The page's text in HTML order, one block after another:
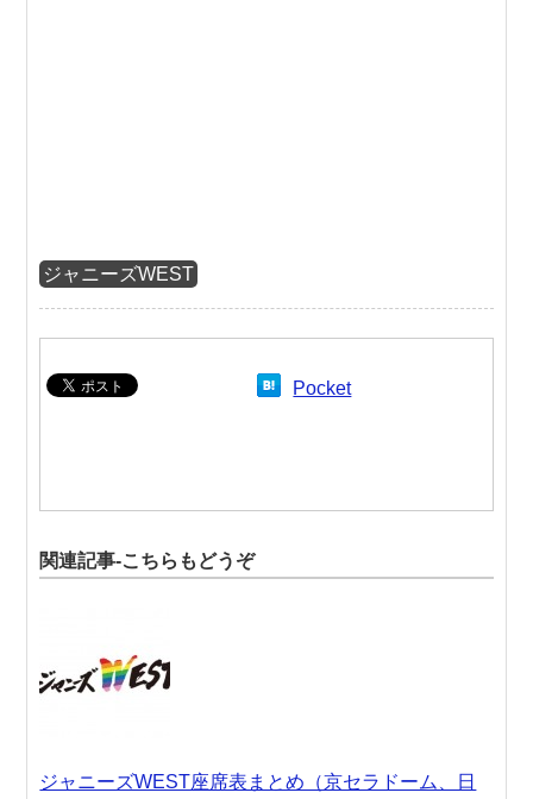
ジャニーズWEST
Pocket
関連記事-こちらもどうぞ
ジャニーズWEST座席表まとめ（京セラドーム、日